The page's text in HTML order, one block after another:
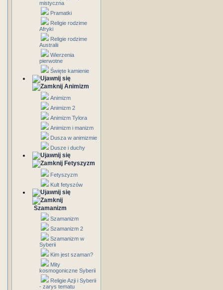
mistyczna
Pramatki
Religie rodzime
Afryki
Religie rodzime
Australii
Wierzenia
pierwotne
Święte kamienie
Animizm
Animizm
Animizm 2
Animizm Tylora
Animizm i manizm
Dusza w animizmie
Dusze i duchy
Fetyszyzm
Fetyszyzm
Kult fetyszów
Szamanizm
Szamanizm
Szamanizm 2
Szamanizm w
Syberii
Kim jest szaman?
Mity
kosmogoniczne Syberii
Religie Azji i Syberii
- zarys tematu